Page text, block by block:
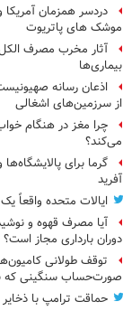
دردسر همزمان آمریکا
موشک های پاتریوت
آثار مخرب مصرف الکل
بیماری‌ها
اذعان رسانه
از سرزمین‌های اشغالی
چرا مغز در هنگام
می‌کند؟
گرما برای
آفرید
ایالات متحده واقعاً
آیا مصرف قهوه و
دوران بارداری مجاز است؟
توقف طولانی
صورت‌حساب سنگینی که
حماقت ترامپ با